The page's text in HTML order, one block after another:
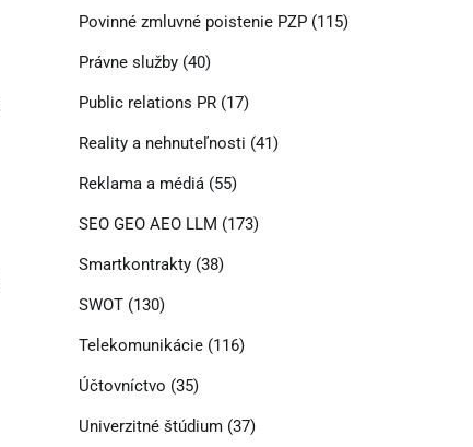
Povinné zmluvné poistenie PZP(115)
Právne služby(40)
Public relations PR(17)
Reality a nehnuteľnosti (41)
Reklama a médiá(55)
SEO GEO AEO LLM (173)
Smartkontrakty(38)
SWOT(130)
Telekomunikácie(116)
Účtovníctvo (35)
Univerzitné štúdium(37)